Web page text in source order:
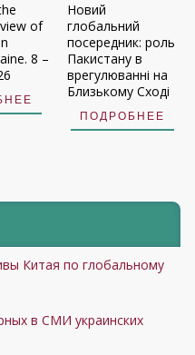
of
8 –
Новий
глобальний
посередник: роль
Пакистану в
врегулюванні на
Близькому Сході
ПОДРОБНЕЕ
Китая по глобальному
в СМИ украинских